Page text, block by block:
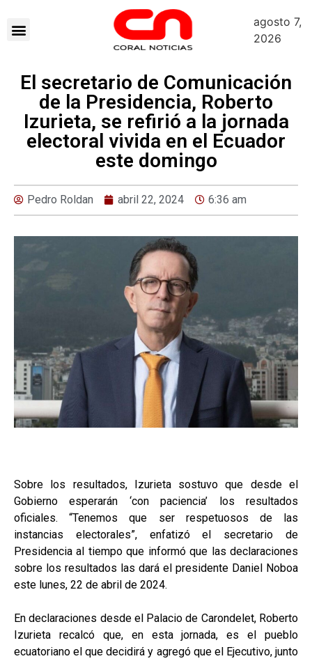
agosto 7,
2026
El secretario de Comunicación
de la Presidencia, Roberto
Izurieta, se refirió a la jornada
electoral vivida en el Ecuador
este domingo
Pedro Roldan abril 22, 2024 6:36 am
Sobre los resultados, Izurieta sostuvo que desde el
Gobierno esperarán ‘con paciencia’ los resultados
oficiales. “Tenemos que ser respetuosos de las
instancias electorales”, enfatizó el secretario de
Presidencia al tiempo que informó que las declaraciones
sobre los resultados las dará el presidente Daniel Noboa
este lunes, 22 de abril de 2024.
En declaraciones desde el Palacio de Carondelet, Roberto
Izurieta recalcó que, en esta jornada, es el pueblo
ecuatoriano el que decidirá y agregó que el Ejecutivo, junto